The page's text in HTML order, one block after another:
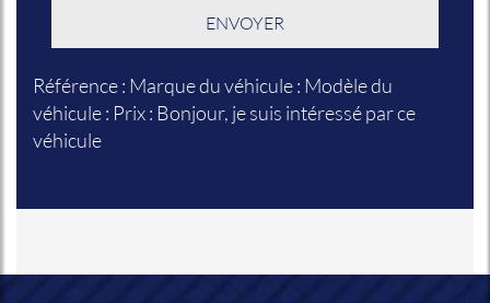
Référence : Marque du véhicule : Modèle du
véhicule : Prix : Bonjour, je suis intéressé par ce
véhicule